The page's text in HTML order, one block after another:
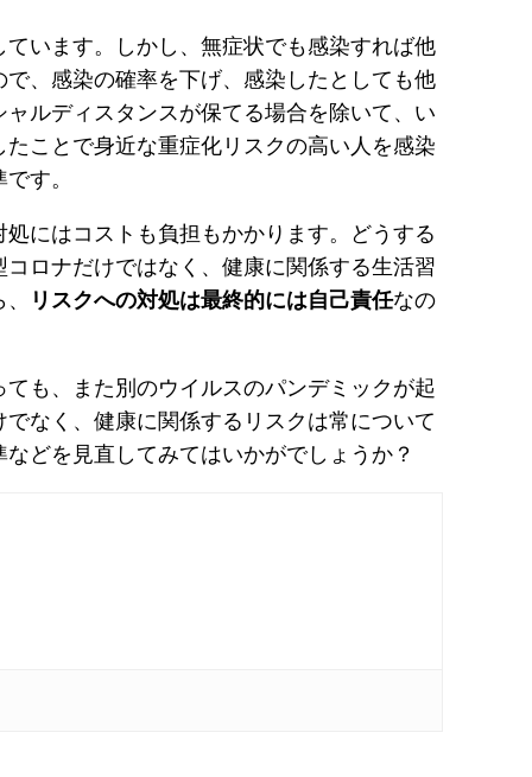
います。しかし、無症状でも感染すれば他
、感染の確率を下げ、感染したとしても他
ルディスタンスが保てる場合を除いて、い
ことで身近な重症化リスクの高い人を感染
す。
にはコストも負担もかかります。どうする
ロナだけではなく、健康に関係する生活習
リスクへの対処は最終的には自己責任なの
も、また別のウイルスのパンデミックが起
なく、健康に関係するリスクは常について
どを見直してみてはいかがでしょうか？